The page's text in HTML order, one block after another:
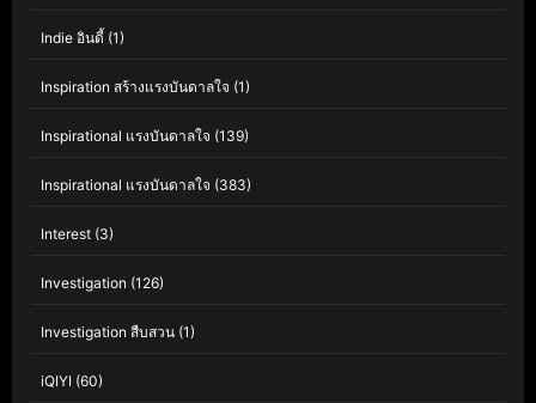
Indie อินดี้ (1)
Inspiration สร้างแรงบันดาลใจ (1)
Inspirational แรงบันดาลใจ (139)
Inspirational แรงบันดาลใจ (383)
Interest (3)
Investigation (126)
Investigation สืบสวน (1)
iQIYI (60)